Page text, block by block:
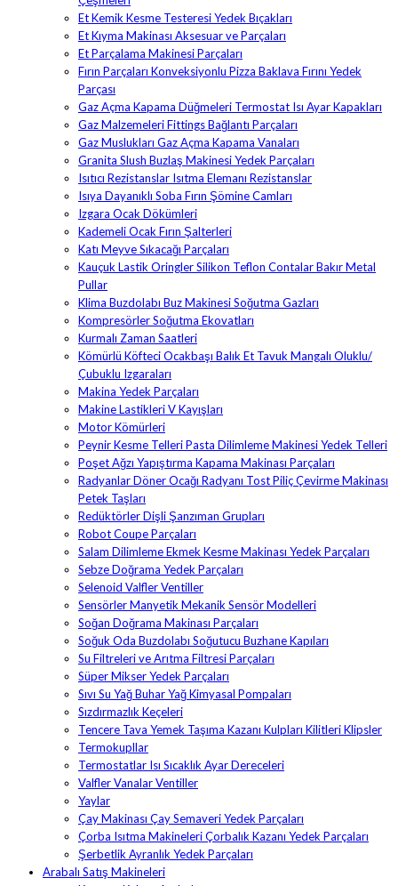
Et Kemik Kesme Testeresi Yedek Bıçakları
Et Kıyma Makinası Aksesuar ve Parçaları
Et Parçalama Makinesi Parçaları
Fırın Parçaları Konveksiyonlu Pizza Baklava Fırını Yedek
Parçası
Gaz Açma Kapama Düğmeleri Termostat Isı Ayar Kapakları
Gaz Malzemeleri Fittings Bağlantı Parçaları
Gaz Muslukları Gaz Açma Kapama Vanaları
Granita Slush Buzlaş Makinesi Yedek Parçaları
Isıtıcı Rezistanslar Isıtma Elemanı Rezistanslar
Isıya Dayanıklı Soba Fırın Şömine Camları
Izgara Ocak Dökümleri
Kademeli Ocak Fırın Şalterleri
Katı Meyve Sıkacağı Parçaları
Kauçuk Lastik Oringler Silikon Teflon Contalar Bakır Metal
Pullar
Klima Buzdolabı Buz Makinesi Soğutma Gazları
Kompresörler Soğutma Ekovatları
Kurmalı Zaman Saatleri
Kömürlü Köfteci Ocakbaşı Balık Et Tavuk Mangalı Oluklu/
Çubuklu Izgaraları
Makina Yedek Parçaları
Makine Lastikleri V Kayışları
Motor Kömürleri
Peynir Kesme Telleri Pasta Dilimleme Makinesi Yedek Telleri
Poşet Ağzı Yapıştırma Kapama Makinası Parçaları
Radyanlar Döner Ocağı Radyanı Tost Piliç Çevirme Makinası
Petek Taşları
Redüktörler Dişli Şanzıman Grupları
Robot Coupe Parçaları
Salam Dilimleme Ekmek Kesme Makinası Yedek Parçaları
Sebze Doğrama Yedek Parçaları
Selenoid Valfler Ventiller
Sensörler Manyetik Mekanik Sensör Modelleri
Soğan Doğrama Makinası Parçaları
Soğuk Oda Buzdolabı Soğutucu Buzhane Kapıları
Su Filtreleri ve Arıtma Filtresi Parçaları
Süper Mikser Yedek Parçaları
Sıvı Su Yağ Buhar Yağ Kimyasal Pompaları
Sızdırmazlık Keçeleri
Tencere Tava Yemek Taşıma Kazanı Kulpları Kilitleri Klipsler
Termokupllar
Termostatlar Isı Sıcaklık Ayar Dereceleri
Valfler Vanalar Ventiller
Yaylar
Çay Makinası Çay Semaveri Yedek Parçaları
Çorba Isıtma Makineleri Çorbalık Kazanı Yedek Parçaları
Şerbetlik Ayranlık Yedek Parçaları
Arabalı Satış Makineleri